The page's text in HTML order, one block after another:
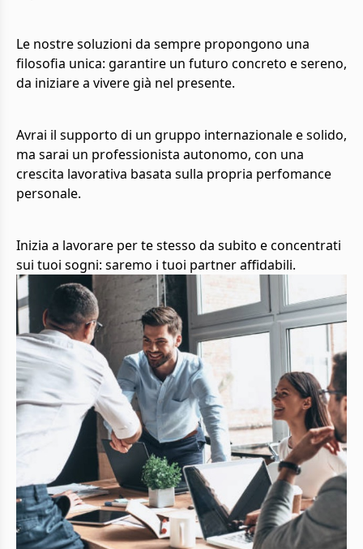
Le nostre soluzioni da sempre propongono una
filosofia unica: garantire un futuro concreto e sereno,
da iniziare a vivere già nel presente.
Avrai il supporto di un gruppo internazionale e solido,
ma sarai un professionista autonomo, con una
crescita lavorativa basata sulla propria perfomance
personale.
Inizia a lavorare per te stesso da subito e concentrati
sui tuoi sogni: saremo i tuoi partner affidabili.